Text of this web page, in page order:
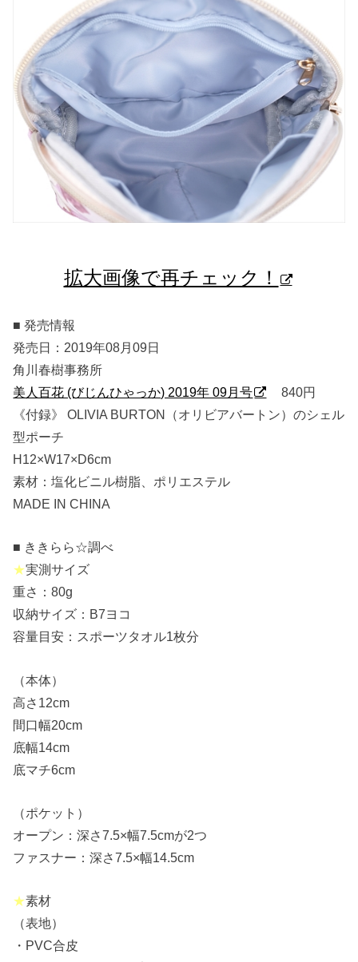
拡大画像で再チェック！
■ 発売情報
発売日：2019年08月09日
角川春樹事務所
美人百花 (びじんひゃっか) 2019年 09月号
840円
《付録》 OLIVIA BURTON（オリビアバートン）のシェル
型ポーチ
H12×W17×D6cm
素材：塩化ビニル樹脂、ポリエステル
MADE IN CHINA
■ ききらら☆調べ
★実測サイズ
重さ：80g
収納サイズ：B7ヨコ
容量目安：スポーツタオル1枚分
（本体）
高さ12cm
間口幅20cm
底幅14cm
底マチ6cm
（ポケット）
オープン：深さ7.5×幅7.5cmが2つ
ファスナー：深さ7.5×幅14.5cm
★素材
（表地）
・PVC合皮